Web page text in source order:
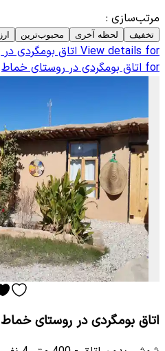
مرتب‌سازی :
تخفیف لحظه آخری محبوب‌ترین
View details for اتاق بومگردی
for اتاق بومگردی در روستای خماط
اتاق بومگردی در روستای خماط